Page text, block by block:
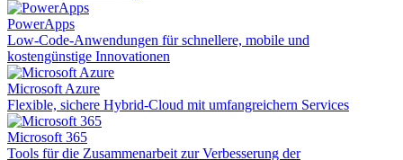
PowerApps
Low-Code-Anwendungen für schnellere, mobile und
kostengünstige Innovationen
Microsoft Azure
Flexible, sichere Hybrid-Cloud mit umfangreichern Services
Microsoft 365
Tools für die Zusammenarbeit zur Verbesserung der